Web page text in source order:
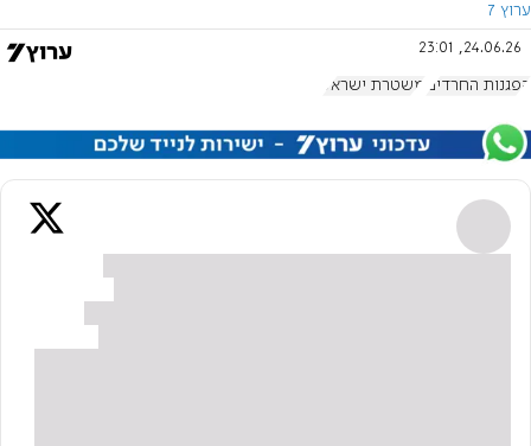
ערוץ 7
24.06.26, 23:01
הפגנות החרדים משטרת ישראל